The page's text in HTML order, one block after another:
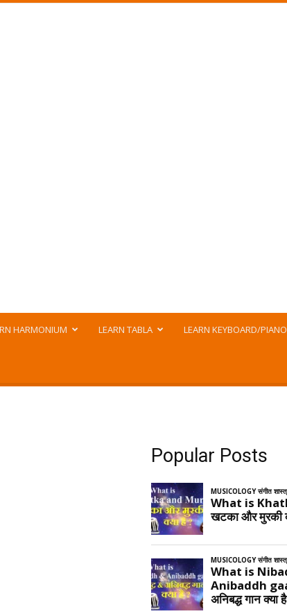
HARMONIUM LEARN TABLA LEARN KEYBOARD/PIANO
Popular Posts